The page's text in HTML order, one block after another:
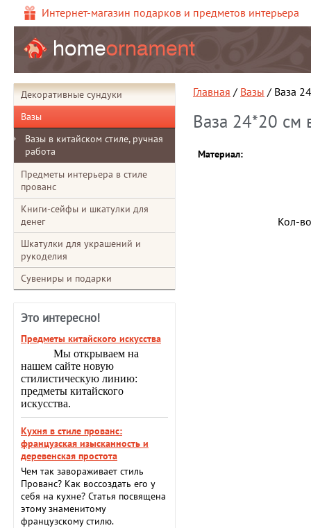
Интернет-магазин подарков и предметов интерьера
Главная / Вазы / Ваза
Ваза 24*20 см
Материал:
Кол-
Декоративные сундуки
Вазы
Вазы в китайском стиле, ручная
работа
Предметы интерьера в стиле
прованс
Книги-сейфы и шкатулки для
денег
Шкатулки для украшений и
рукоделия
Сувениры и подарки
Это интересно!
Предметы китайского искусства
Мы открываем на
нашем сайте новую
стилистическую линию:
предметы китайского
искусства.
Кухня в стиле прованс:
французская изысканность и
деревенская простота
Чем так завораживает стиль
Прованс? Как воссоздать его у
себя на кухне? Статья посвящена
этому знаменитому
французскому стилю.